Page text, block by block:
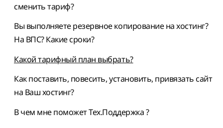
сменить тариф?
Вы выполняете резервное копирование на хостинг?
На ВПС? Какие сроки?
Какой тарифный план выбрать?
Как поставить, повесить, установить, привязать сайт
на Ваш хостинг?
В чем мне поможет Тех.Поддержка ?